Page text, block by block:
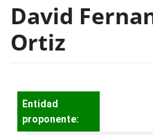
David
Ortiz
Entidad
proponente: